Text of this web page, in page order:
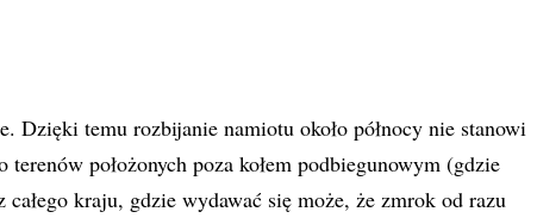
Dzięki temu rozbijanie namiotu około północy nie stanowi
położonych poza kołem podbiegunowym (gdzie
kraju, gdzie wydawać się może, że zmrok od razu